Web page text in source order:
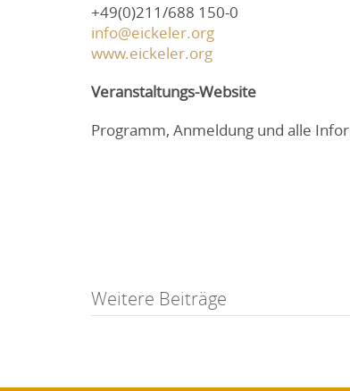
+49(0)211/688 150-0
info@eickeler.org
www.eickeler.org
Veranstaltungs-Website
Programm, Anmeldung und alle
Post
Weitere Beiträge